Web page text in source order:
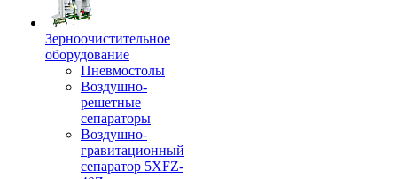
Зерноочистительное
оборудование
Пневмостолы
Воздушно-
решетные
сепараторы
Воздушно-
гравитационный
сепаратор 5XFZ-